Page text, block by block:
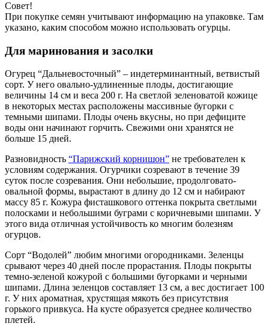
Совет!
При покупке семян учитывают информацию на упаковке. Там
указано, каким способом можно использовать огурцы.
Для маринования и засолки
Огурец “Дальневосточный” – индетерминантный, ветвистый
сорт. У него овально-удлиненные плоды, достигающие
величины 14 см и веса 200 г. На светлой зеленоватой кожице
в некоторых местах расположены массивные бугорки с
темными шипами. Плоды очень вкусны, но при дефиците
воды они начинают горчить. Свежими они хранятся не
больше 15 дней.
Разновидность “Парижский корнишон” не требователен к
условиям содержания. Огурчики созревают в течение 39
суток после созревания. Они небольшие, продолговато-
овальной формы, вырастают в длину до 12 см и набирают
массу 85 г. Кожура фисташкового оттенка покрыта светлыми
полосками и небольшими буграми с коричневыми шипами. У
этого вида отличная устойчивость ко многим болезням
огурцов.
Сорт “Водолей” любим многими огородниками. Зеленцы
срывают через 40 дней после прорастания. Плоды покрыты
темно-зеленой кожурой с большими бугорками и черными
шипами. Длина зеленцов составляет 13 см, а вес достигает 100
г. У них ароматная, хрустящая мякоть без присутствия
горького привкуса. На кусте образуется среднее количество
плетей.